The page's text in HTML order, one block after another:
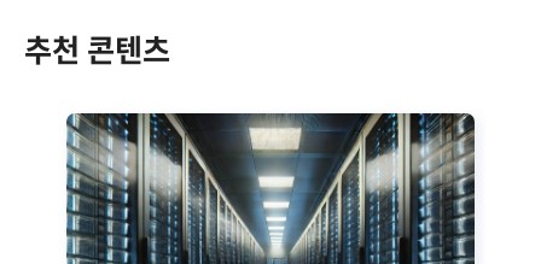
추천 콘텐츠